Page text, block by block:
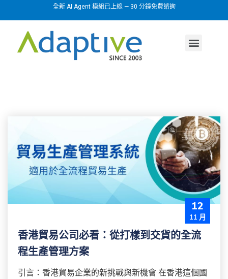
全新 AI Agent 模組已上線 — 30 分鐘免費諮詢
12
11 月
香港貿易公司必看：從打樣到交貨的全流
程生產管理方案
引言：香港貿易企業的新挑戰與新機會 在香港這個國